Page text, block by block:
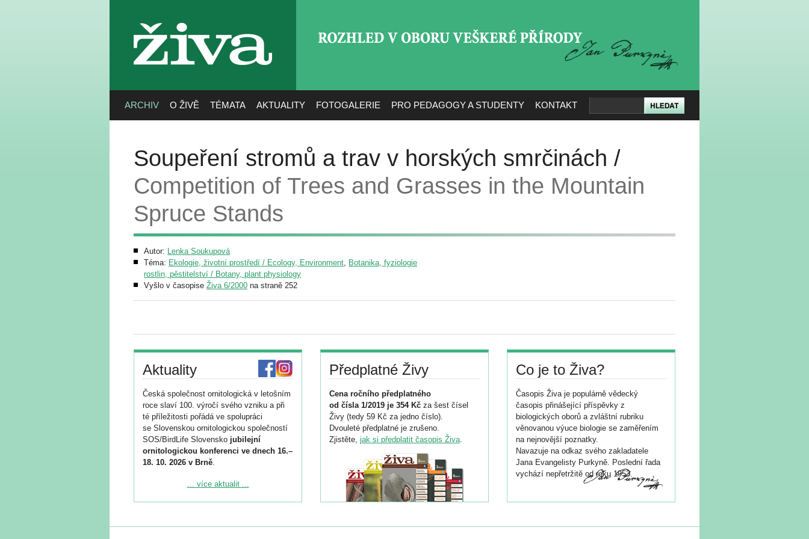
živa
ARCHIV O ŽIVĚ TÉMATA AKTUALITY FOTOGALERIE PRO PEDAGOGY A STUDENTY KONTAKT
Soupeření stromů a trav v horských smrčinách /
Competition of Trees and Grasses in the Mountain
Spruce Stands
Autor: Lenka Soukupová
Téma: Ekologie, životní prostředí / Ecology, Environment, Botanika, fyziologie
rostlin, pěstitelství / Botany, plant physiology
Vyšlo v časopise Živa 6/2000 na straně 252
Aktuality
Česká společnost ornitologická v letošním
roce slaví 100. výročí svého vzniku a při
té příležitosti pořádá ve spolupráci
se Slovenskou ornitologickou společností
SOS/BirdLife Slovensko jubilejní
ornitologickou konferenci ve dnech 16.–
18. 10. 2026 v Brně.
Podrobnější informace ke konferenci
Registrovat se můžete do 6. září.
... více aktualit ...
Předplatné Živy
Cena ročního předplatného
od čísla 1/2019 je 354 Kč za šest čísel
Živy (tedy 59 Kč za jedno číslo).
Dvouleté předplatné je zrušeno.
Zjistěte, jak si předplatit časopis Živa.
Co je to Živa?
Časopis Živa je populárně vědecký
časopis přinášející příspěvky z
biologických oborů a zvláštní rubriku
věnovanou výuce biologie se zaměřením
na nejnovější poznatky.
Navazuje na odkaz svého zakladatele
Jana Evangelisty Purkyně. Poslední řada
vychází nepřetržitě od roku 1953.